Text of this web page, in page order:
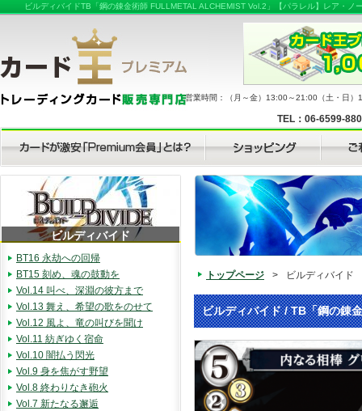
ビルディバイドTB「鋼の錬金術師 FULLMETAL ALCHEMIST Vol.2」【パラレル】レア・
営業時間：（月～金）13:00～21:00（土・日
TEL：06-6599-
トップページ > ビルディバイド
ビルディバイド / TB「鋼の錬
ビルディバイド
BT16 永劫への回帰
BT15 刻め、魂の鼓動を
Vol.14 叫べ、深淵の彼方まで
Vol.13 舞え、希望の歌をのせて
Vol.12 風よ、竜の叫びを聞け
Vol.11 紡ぎゆく宿命
Vol.10 闇払う閃光
Vol.9 身を焦がす野望
Vol.8 終わりなき砲火
Vol.7 新たなる邂逅